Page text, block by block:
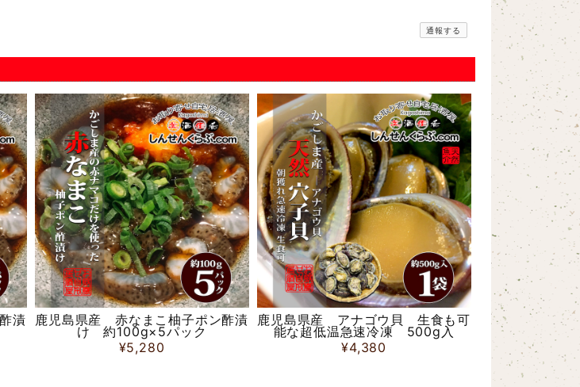
。 ミナ貝は何度も食べてますがこんなに美味しくないのは初めてでした。これいつ冷凍したんですかね。レビ
、という感じでした。 ショップ自体も融通が効きません。
通報する
漬 鹿児島県産 赤なまこ柚子ポン酢漬
け 約100g×5パック
¥5,280
鹿児島県産 アナゴウ貝 生食も可
能な超低温急速冷凍 500g入
¥4,380